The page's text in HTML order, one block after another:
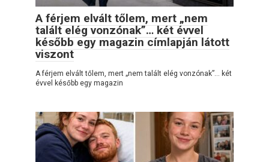
A férjem elvált tőlem, mert „nem
talált elég vonzónak”… két évvel
később egy magazin címlapján látott
viszont
A férjem elvált tőlem, mert „nem talált elég vonzónak”… két
évvel később egy magazin